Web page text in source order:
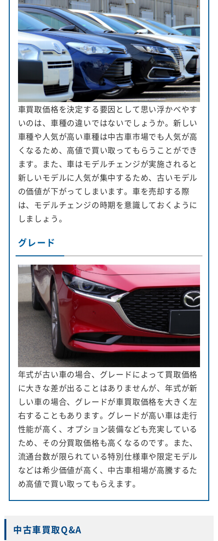
車買取価格を決定する要因として思い浮かべやす
いのは、車種の違いではないでしょうか。新しい
車種や人気が高い車種は中古車市場でも人気が高
くなるため、高値で買い取ってもらうことができ
ます。また、車はモデルチェンジが実施されると
新しいモデルに人気が集中するため、古いモデル
の価値が下がってしまいます。車を売却する際
は、モデルチェンジの時期を意識しておくように
しましょう。
グレード
年式が古い車の場合、グレードによって買取価格
に大きな差が出ることはありませんが、年式が新
しい車の場合、グレードが車買取価格を大きく左
右することもあります。グレードが高い車は走行
性能が高く、オプション装備なども充実している
ため、その分買取価格も高くなるのです。また、
流通台数が限られている特別仕様車や限定モデル
などは希少価値が高く、中古車相場が高騰するた
め高値で買い取ってもらえます。
中古車買取Q&A